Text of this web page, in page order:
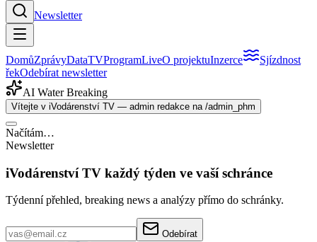
Newsletter
DomůZprávyDataTVProgramLiveO projektuInzerce
Sjízdnost
řekOdebírat newsletter
AI Water Breaking
Vítejte v iVodárenství TV — admin redakce na /admin_phm
Načítám…
Newsletter
iVodárenství TV každý týden ve vaší schránce
Týdenní přehled, breaking news a analýzy přímo do schránky.
Odebírat